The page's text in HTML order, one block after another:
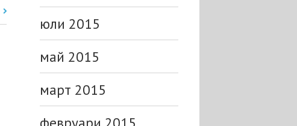
юли 2015
май 2015
март 2015
февруари 2015